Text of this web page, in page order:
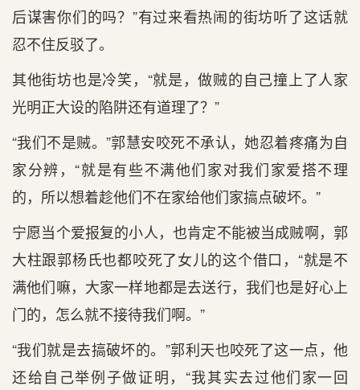
后谋害你们的吗？”有过来看热闹的街坊听了这话就
忍不住反驳了。
其他街坊也是冷笑，“就是，做贼的自己撞上了人家
光明正大设的陷阱还有道理了？”
“我们不是贼。”郭慧安咬死不承认，她忍着疼痛为自
家分辨，“就是有些不满他们家对我们家爱搭不理
的，所以想着趁他们不在家给他们家搞点破坏。”
宁愿当个爱报复的小人，也肯定不能被当成贼啊，郭
大柱跟郭杨氏也都咬死了女儿的这个借口，“就是不
满他们嘛，大家一样地都是去送行，我们也是好心上
门的，怎么就不接待我们啊。”
“我们就是去搞破坏的。”郭利天也咬死了这一点，他
还给自己举例子做证明，“我其实去过他们家一回